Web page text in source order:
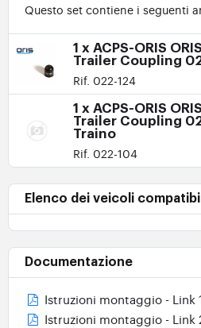
Questo set contiene i seguenti
1 x ACPS-ORIS
Trailer Coupling
Rif. 022-124
1 x ACPS-ORIS
Trailer Coupling
Traino
Rif. 022-104
Elenco dei veicoli
Documentazione
Istruzioni montaggio - Link
Istruzioni montaggio - Link